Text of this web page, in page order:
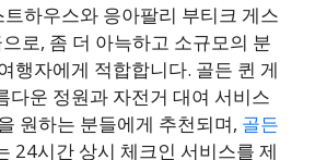
하우스와 응아팔리 부티크 게스
로, 좀 더 아늑하고 소규모의 분
행자에게 적합합니다. 골든 퀸 게
다운 정원과 자전거 대여 서비스
원하는 분들에게 추천되며, 골든
24시간 상시 체크인 서비스를 제